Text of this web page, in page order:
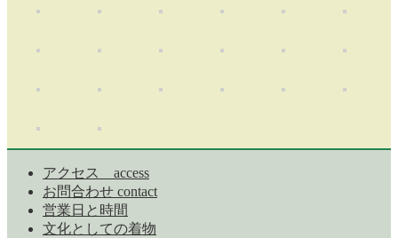
アクセス access
お問合わせ contact
営業日と時間
文化としての着物